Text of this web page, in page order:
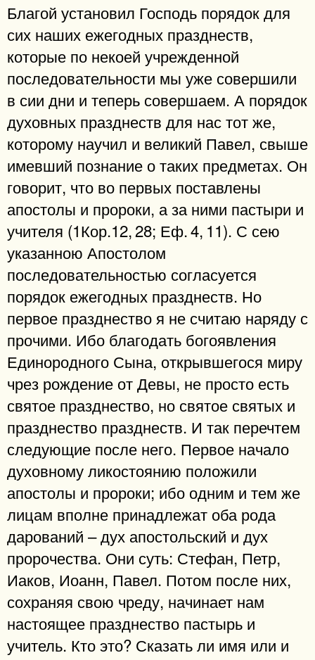
Благой установил Господь порядок для
сих наших ежегодных празднеств,
которые по некоей учрежденной
последовательности мы уже совершили
в сии дни и теперь совершаем. А порядок
духовных празднеств для нас тот же,
которому научил и великий Павел, свыше
имевший познание о таких предметах. Он
говорит, что во первых поставлены
апостолы и пророки, а за ними пастыри и
учителя (1Кор.12, 28; Еф. 4, 11). С сею
указанною Апостолом
последовательностью согласуется
порядок ежегодных празднеств. Но
первое празднество я не считаю наряду с
прочими. Ибо благодать богоявления
Единородного Сына, открывшегося миру
чрез рождение от Девы, не просто есть
святое празднество, но святое святых и
празднество празднеств. И так перечтем
следующие после него. Первое начало
духовному ликостоянию положили
апостолы и пророки; ибо одним и тем же
лицам вполне принадлежат оба рода
дарований – дух апостольский и дух
пророчества. Они суть: Стефан, Петр,
Иаков, Иоанн, Павел. Потом после них,
сохраняя свою чреду, начинает нам
настоящее празднество пастырь и
учитель. Кто это? Сказать ли имя или и